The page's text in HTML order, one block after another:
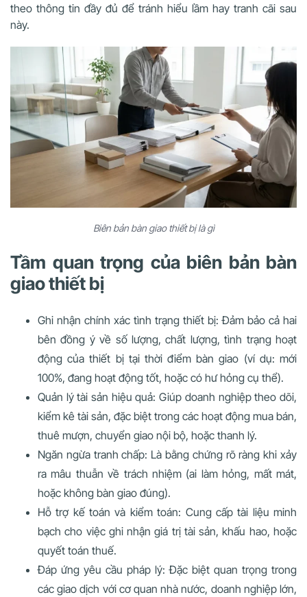
theo thông tin đầy đủ để tránh hiểu lầm hay tranh cãi sau
này.
Biên bản bàn giao thiết bị là gì
Tầm quan trọng của biên bản bàn
giao thiết bị
Ghi nhận chính xác tình trạng thiết bị: Đảm bảo cả hai
bên đồng ý về số lượng, chất lượng, tình trạng hoạt
động của thiết bị tại thời điểm bàn giao (ví dụ: mới
100%, đang hoạt động tốt, hoặc có hư hỏng cụ thể).
Quản lý tài sản hiệu quả: Giúp doanh nghiệp theo dõi,
kiểm kê tài sản, đặc biệt trong các hoạt động mua bán,
thuê mượn, chuyển giao nội bộ, hoặc thanh lý.
Ngăn ngừa tranh chấp: Là bằng chứng rõ ràng khi xảy
ra mâu thuẫn về trách nhiệm (ai làm hỏng, mất mát,
hoặc không bàn giao đúng).
Hỗ trợ kế toán và kiểm toán: Cung cấp tài liệu minh
bạch cho việc ghi nhận giá trị tài sản, khấu hao, hoặc
quyết toán thuế.
Đáp ứng yêu cầu pháp lý: Đặc biệt quan trọng trong
các giao dịch với cơ quan nhà nước, doanh nghiệp lớn,